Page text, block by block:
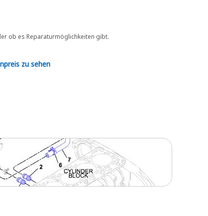
ob es Reparaturmöglichkeiten gibt.
zu sehen